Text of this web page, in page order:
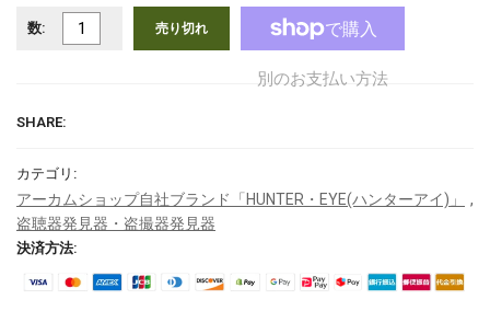
数: 売り切れ
別のお支払い方法
SHARE:
カテゴリ:
アーカムショップ自社ブランド「HUNTER・EYE(ハンターアイ)」 ,
盗聴器発見器・盗撮器発見器
決済方法: